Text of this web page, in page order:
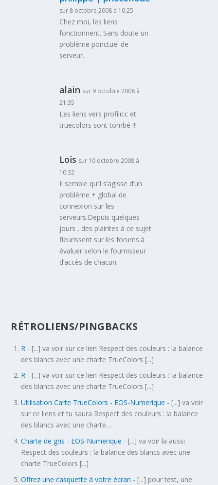
sur 8 octobre 2008 à 10:25
Chez moi, les liens
fonctionnent. Sans doute un
problème ponctuel de
serveur.
alain sur 9 octobre 2008 à
21:35
Les liens vers profilicc et
truecolors sont tombé !!!
Loïs sur 10 octobre 2008 à
10:32
Il semble qu’il s’agisse d’un
problème + global de
connexion sur les
serveurs.Depuis quelques
jours , des plaintes à ce sujet
fleurissent sur les forums:à
évaluer selon le fournisseur
d’accès de chacun.
RÉTROLIENS/PINGBACKS
R - [...] va voir sur ce lien Respect des couleurs : la balance
des blancs avec une charte TrueColors [...]
R - [...] va voir sur ce lien Respect des couleurs : la balance
des blancs avec une charte TrueColors [...]
Utilisation Carte TrueColors - EOS-Numerique - [...] va voir
sur ce liens et tu saura Respect des couleurs : la balance
des blancs avec une charte…
Charte de gris - EOS-Numerique - [...] va voir la aussi
Respect des couleurs : la balance des blancs avec une
charte TrueColors [...]
Offrez une casquette à votre écran - [...] pour test, une